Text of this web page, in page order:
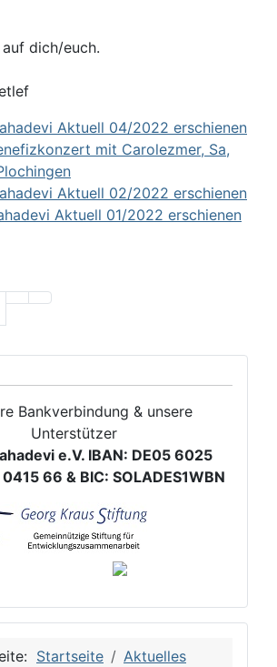
dich/euch.
Aktuell 04/2022 erschienen
mit Carolezmer, Sa,
Aktuell 02/2022 erschienen
Aktuell 01/2022 erschienen
Bankverbindung & unsere
Unterstützer
e.V. IBAN: DE05 6025
66 & BIC: SOLADES1WBN
Startseite Aktuelles